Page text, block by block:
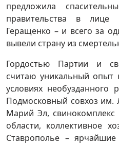
предложила
правительства в лице
Геращенко – и всего за
вывели страну из
Гордостью Партии и
считаю уникальный опыт
условиях необузданного
Подмосковный совхоз им.
Марий Эл, свинокомплекс
области, коллективное
Ставрополье – ярчайшие